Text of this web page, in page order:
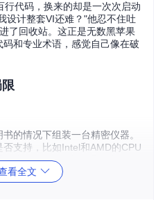
代码，换来的却是一次次启动
设计整套VI还难？"他忍不住吐
了回收站。这正是无数黑苹果
和专业术语，感觉自己像在破
的情况下组装一台精密仪器。
支持，比如Intel和AMD的CPU
在新版macOS中几乎无法工
兼容，它们的组合也可能产生
行拼在一起。
看全文